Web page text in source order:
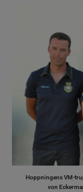
Hoppningens VM-
von